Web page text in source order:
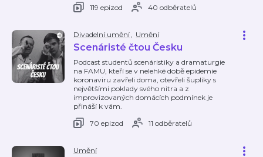
119 epizod
40 odběratelů
Divadelní umění, Umění
Scenáristé čtou Česku
Podcast studentů scenáristiky a dramaturgie
na FAMU, kteří se v nelehké době epidemie
koronaviru zavřeli doma, otevřeli šuplíky s
největšími poklady svého nitra a z
improvizovaných domácích podmínek je
přináší k vám.
70 epizod
11 odběratelů
Umění